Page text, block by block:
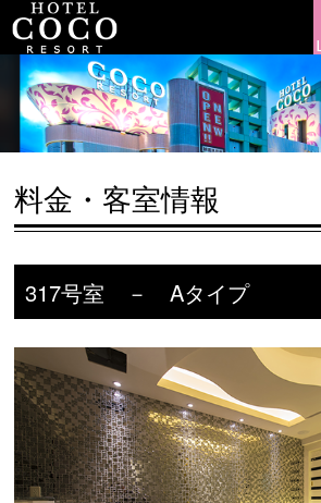
料金・客室情報
317号室 － Aタイプ